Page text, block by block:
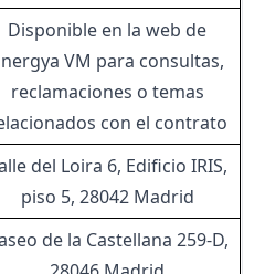
Disponible en la web de
VM para consultas,
reclamaciones o temas
con el contrato
del Loira 6, Edificio IRIS,
piso 5, 28042 Madrid
de la Castellana 259-D,